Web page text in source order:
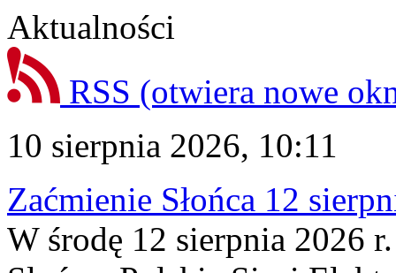
Aktualności
RSS (otwiera nowe
10 sierpnia 2026, 10:11
Zaćmienie Słońca 12
W środę 12 sierpnia 2026